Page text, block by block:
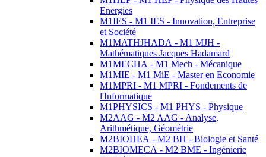
Energies
M1IES - M1 IES - Innovation, Entreprise
et Société
M1MATHJHADA - M1 MJH -
Mathématiques Jacques Hadamard
M1MECHA - M1 Mech - Mécanique
M1MIE - M1 MiE - Master en Economie
M1MPRI - M1 MPRI - Fondements de
l'Informatique
M1PHYSICS - M1 PHYS - Physique
M2AAG - M2 AAG - Analyse,
Arithmétique, Géométrie
M2BIOHEA - M2 BH - Biologie et Santé
M2BIOMECA - M2 BME - Ingénierie